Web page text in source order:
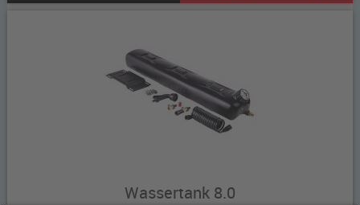
Wassertank 8.0